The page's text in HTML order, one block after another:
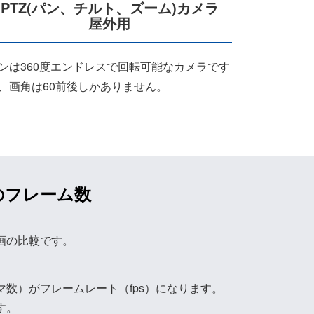
PTZ(パン、チルト、ズーム)カメラ
屋外用
は360度エンドレスで回転可能なカメラです
画角は60前後しかありません。
レーム数
比較です。
）がフレームレート（fps）になります。